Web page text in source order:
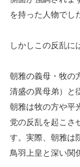
を持った人物でし
しかしこの反乱に
朝雅の義母・牧の
清盛の異母弟）と
朝雅は牧の方や平
党の反乱を起こさ
す。実際、朝雅は
鳥羽上皇と深い関